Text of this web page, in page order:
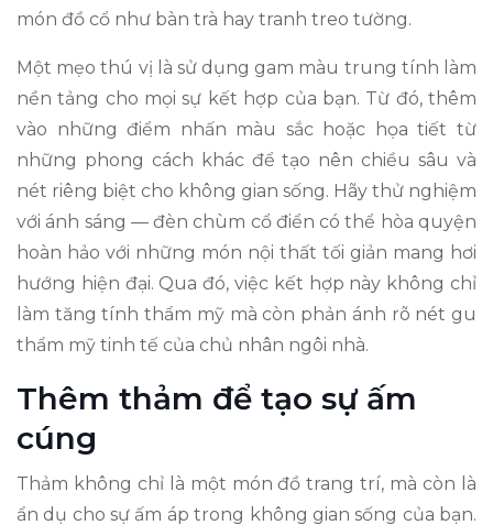
món đồ cổ như bàn trà hay tranh treo tường.
Một mẹo thú vị là sử dụng gam màu trung tính làm
nền tảng cho mọi sự kết hợp của bạn. Từ đó, thêm
vào những điểm nhấn màu sắc hoặc họa tiết từ
những phong cách khác để tạo nên chiều sâu và
nét riêng biệt cho không gian sống. Hãy thử nghiệm
với ánh sáng — đèn chùm cổ điển có thể hòa quyện
hoàn hảo với những món nội thất tối giản mang hơi
hướng hiện đại. Qua đó, việc kết hợp này không chỉ
làm tăng tính thẩm mỹ mà còn phản ánh rõ nét gu
thẩm mỹ tinh tế của chủ nhân ngôi nhà.
Thêm thảm để tạo sự ấm
cúng
Thảm không chỉ là một món đồ trang trí, mà còn là
ẩn dụ cho sự ấm áp trong không gian sống của bạn.